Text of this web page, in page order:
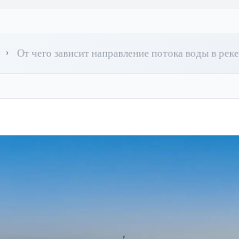
От чего зависит направление потока воды в реке